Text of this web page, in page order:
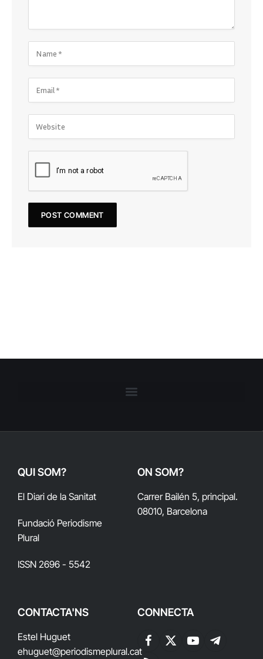
QUI SOM?
El Diari de la Sanitat
Fundació Periodisme
Plural
ISSN 2696 - 5542
ON SOM?
Carrer Bailén 5, principal.
08010, Barcelona
CONTACTA'NS
Estel Huguet
ehuguet@periodismeplural.cat
CONNECTA
Facebook
X
YouTubeTelegram